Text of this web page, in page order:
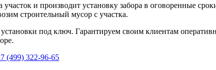
и производит установку забора в оговоренные
строительный мусор с участка.
под ключ. Гарантируем своим клиентам
(499) 322-96-65